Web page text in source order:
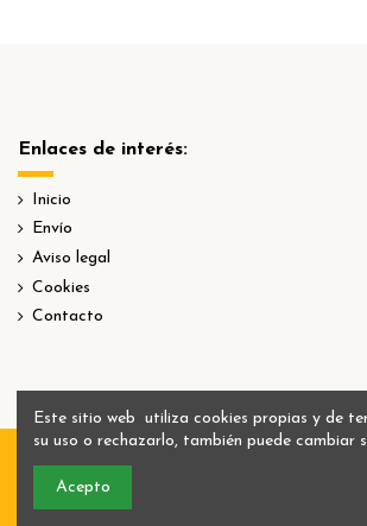
Enlaces de interés:
Inicio
Envío
Aviso legal
Cookies
Contacto
Este sitio web utiliza cookies propias y de
su uso o rechazarlo, también puede cambiar
Acepto